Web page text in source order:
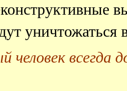
человек всегда